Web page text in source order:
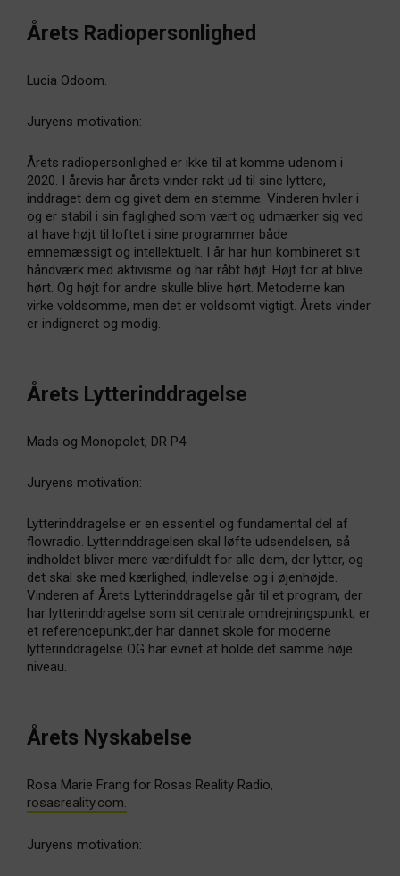
Årets Radiopersonlighed
Lucia Odoom.
Juryens motivation:
Årets radiopersonlighed er ikke til at komme udenom i
2020. I årevis har årets vinder rakt ud til sine lyttere,
inddraget dem og givet dem en stemme. Vinderen hviler i
og er stabil i sin faglighed som vært og udmærker sig ved
at have højt til loftet i sine programmer både
emnemæssigt og intellektuelt. I år har hun kombineret sit
håndværk med aktivisme og har råbt højt. Højt for at blive
hørt. Og højt for andre skulle blive hørt. Metoderne kan
virke voldsomme, men det er voldsomt vigtigt. Årets vinder
er indigneret og modig.
Årets Lytterinddragelse
Mads og Monopolet, DR P4.
Juryens motivation:
Lytterinddragelse er en essentiel og fundamental del af
flowradio. Lytterinddragelsen skal løfte udsendelsen, så
indholdet bliver mere værdifuldt for alle dem, der lytter, og
det skal ske med kærlighed, indlevelse og i øjenhøjde.
Vinderen af Årets Lytterinddragelse går til et program, der
har lytterinddragelse som sit centrale omdrejningspunkt, er
et referencepunkt,der har dannet skole for moderne
lytterinddragelse OG har evnet at holde det samme høje
niveau.
Årets Nyskabelse
Rosa Marie Frang for Rosas Reality Radio,
rosasreality.com.
Juryens motivation: